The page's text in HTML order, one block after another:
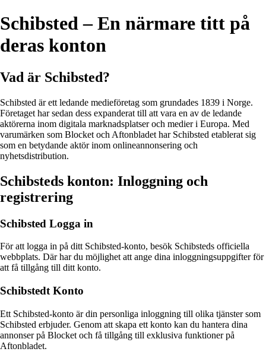
Schibsted – En närmare titt på
deras konton
Vad är Schibsted?
Schibsted är ett ledande medieföretag som grundades 1839 i Norge.
Företaget har sedan dess expanderat till att vara en av de ledande
aktörerna inom digitala marknadsplatser och medier i Europa. Med
varumärken som Blocket och Aftonbladet har Schibsted etablerat sig
som en betydande aktör inom onlineannonsering och
nyhetsdistribution.
Schibsteds konton: Inloggning och
registrering
Schibsted Logga in
För att logga in på ditt Schibsted-konto, besök Schibsteds officiella
webbplats. Där har du möjlighet att ange dina inloggningsuppgifter för
att få tillgång till ditt konto.
Schibstedt Konto
Ett Schibsted-konto är din personliga inloggning till olika tjänster som
Schibsted erbjuder. Genom att skapa ett konto kan du hantera dina
annonser på Blocket och få tillgång till exklusiva funktioner på
Aftonbladet.